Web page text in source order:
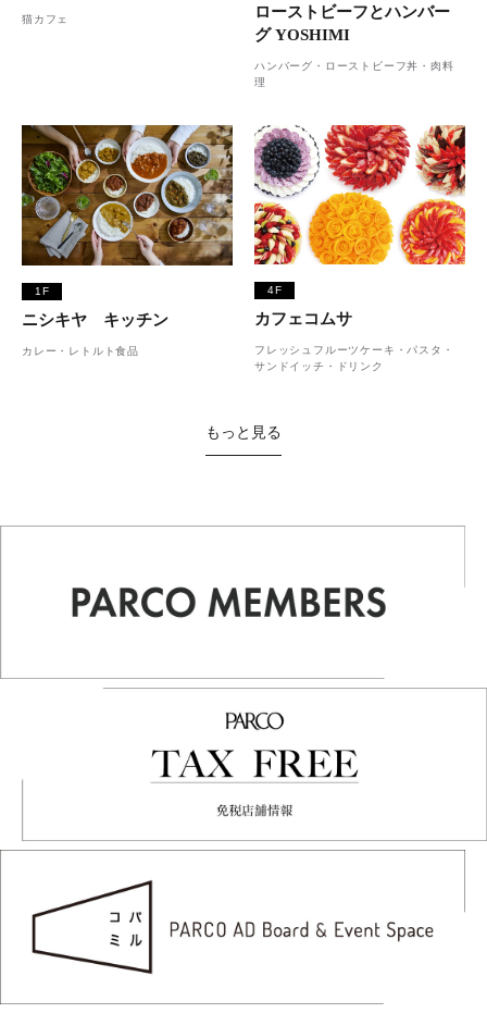
猫カフェ
ローストビーフとハンバー
グ YOSHIMI
ハンバーグ・ローストビーフ丼・肉料
理
1F
ニシキヤ キッチン
カレー・レトルト食品
4F
カフェコムサ
フレッシュフルーツケーキ・パスタ・
サンドイッチ・ドリンク
もっと見る